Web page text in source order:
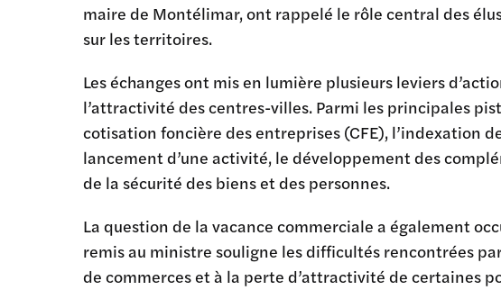
maire de Montélimar, ont rappelé le rôle central des
sur les territoires.
Les échanges ont mis en lumière plusieurs leviers
l’attractivité des centres-villes. Parmi les principales
cotisation foncière des entreprises (CFE), l’indexation
lancement d’une activité, le développement des
de la sécurité des biens et des personnes.
La question de la vacance commerciale a également
remis au ministre souligne les difficultés rencontrées
de commerces et à la perte d’attractivité de certaines